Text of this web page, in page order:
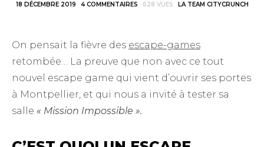
18 DÉCEMBRE 2019 4 COMMENTAIRES 628 VUES LA TEAM CITYCRUNCH
On pensait la fièvre des escape-games
retombée… La preuve que non avec ce tout
nouvel escape game qui vient d’ouvrir ses portes
à Montpellier, et qui nous a invité à tester sa
salle « Mission Impossible ».